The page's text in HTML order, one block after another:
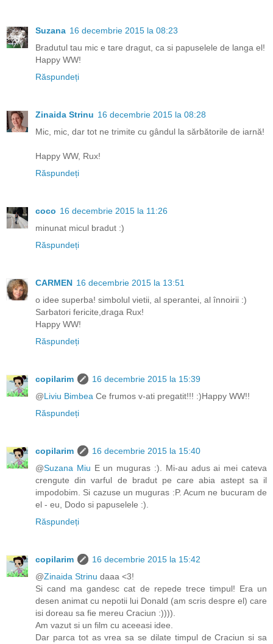
Suzana 16 decembrie 2015 la 08:23
Bradutul tau mic e tare dragut, ca si papuselele de langa el!
Happy WW!
Răspundeți
Zinaida Strinu 16 decembrie 2015 la 08:28
Mic, mic, dar tot ne trimite cu gândul la sărbătorile de iarnă!
Happy WW, Rux!
Răspundeți
coco 16 decembrie 2015 la 11:26
minunat micul bradut :)
Răspundeți
CARMEN 16 decembrie 2015 la 13:51
o idee superba! simbolul vietii, al sperantei, al înnoirii :)
Sarbatori fericite,draga Rux!
Happy WW!
Răspundeți
copilarim
16 decembrie 2015 la 15:39
@Liviu Bimbea Ce frumos v-ati pregatit!!! :)Happy WW!!
Răspundeți
copilarim
16 decembrie 2015 la 15:40
@Suzana Miu E un muguras :). Mi-au adus ai mei cateva
crengute din varful de bradut pe care abia astept sa il
impodobim. Si cazuse un muguras :P. Acum ne bucuram de
el - eu, Dodo si papuselele :).
Răspundeți
copilarim
16 decembrie 2015 la 15:42
@Zinaida Strinu daaa <3!
Si cand ma gandesc cat de repede trece timpul! Era un
desen animat cu nepotii lui Donald (am scris despre el) care
isi doreau sa fie mereu Craciun :)))).
Am vazut si un film cu aceeasi idee.
Dar parca tot as vrea sa se dilate timpul de Craciun si sa